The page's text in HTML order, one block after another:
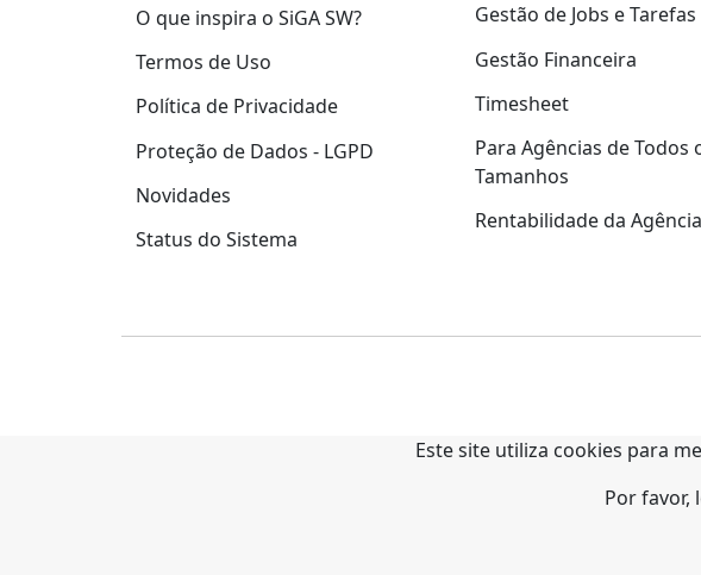
O que inspira o SiGA SW?
Termos de Uso
Política de Privacidade
Proteção de Dados - LGPD
Novidades
Status do Sistema
Gestão de Jobs e Tarefas
Gestão Financeira
Timesheet
Para Agências de Todos
Tamanhos
Rentabilidade da Agência
Este site utiliza cookies para
Por favor,